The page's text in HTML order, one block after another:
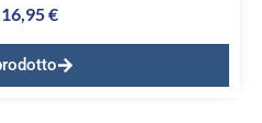
16,95€